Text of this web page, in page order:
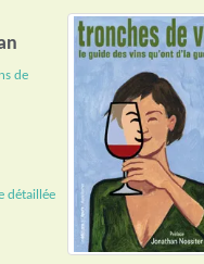
de
détaillée